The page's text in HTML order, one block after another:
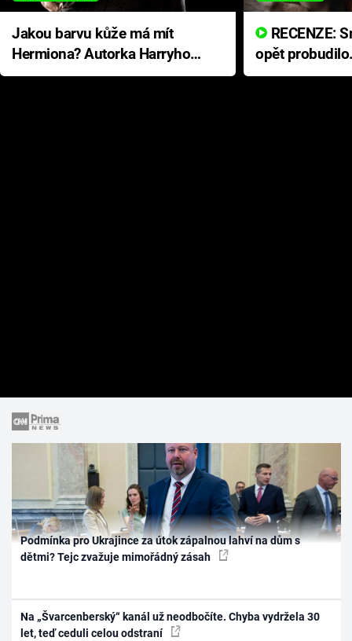
Jakou barvu kůže má mít
Hermiona? Autorka Harryho
Pottera přišla s ráznou
opět
přichází s
Podmínka pro Ukrajince za útok zápalnou lahví na dům s
dětmi? Tejc zvažuje mimořádný zásah
Na „Švarcenberský“ kanál už neodbočíte. Chyba vydržela 30
let, teď ceduli celou odstraní